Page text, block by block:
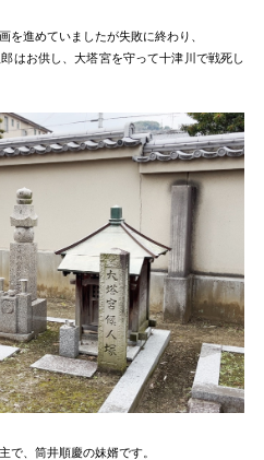
を進めていましたが失敗に終わり、
はお供し、大塔宮を守って十津川で戦死し
で、筒井順慶の妹婿です。